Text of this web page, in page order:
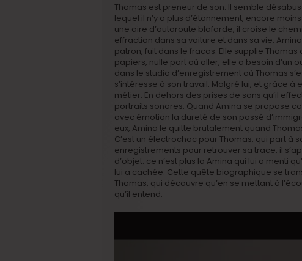
Thomas est preneur de son. Il semble
lequel il n’y a plus d’étonnement, encore
une aire d’autoroute blafarde, il croise le
effraction dans sa voiture et dans sa vie.
patron, fuit dans le fracas. Elle supplie Thomas
papiers, nulle part où aller, elle a besoin d’un
dans le studio d’enregistrement où Thomas
s’intéresse à son travail. Malgré lui, et grâce
métier. En dehors des prises de sons qu’il
portraits sonores. Quand Amina se propose
avec émotion la dureté de son passé
eux, Amina le quitte brutalement quand
C’est un électrochoc pour Thomas, qui part à
enregistrements pour retrouver sa trace, il
d’objet: ce n’est plus la Amina qui lui a menti
lui a cachée. Cette quête biographique se
Thomas, qui découvre qu’en se mettant à
qu’il entend.